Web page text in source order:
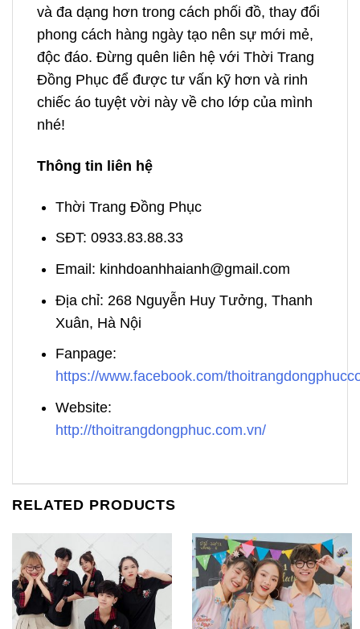
và đa dạng hơn trong cách phối đồ, thay đổi
phong cách hàng ngày tạo nên sự mới mẻ,
độc đáo. Đừng quên liên hệ với Thời Trang
Đồng Phục để được tư vấn kỹ hơn và rinh
chiếc áo tuyệt vời này về cho lớp của mình
nhé!
Thông tin liên hệ
Thời Trang Đồng Phục
SĐT: 0933.83.88.33
Email: kinhdoanhhaianh@gmail.com
Địa chỉ: 268 Nguyễn Huy Tưởng, Thanh
Xuân, Hà Nội
Fanpage:
https://www.facebook.com/
Website:
http://thoitrangdongphuc.com.vn/
RELATED PRODUCTS